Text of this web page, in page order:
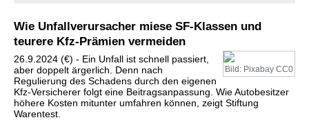
Wie Unfallverursacher miese SF-Klassen und
teurere Kfz-Prämien vermeiden
Bild: Pixabay CC0
26.9.2024 (€) - Ein Unfall ist schnell passiert,
aber doppelt ärgerlich. Denn nach
Regulierung des Schadens durch den eigenen
Kfz-Versicherer folgt eine Beitragsanpassung. Wie Autobesitzer
höhere Kosten mitunter umfahren können, zeigt Stiftung
Warentest.